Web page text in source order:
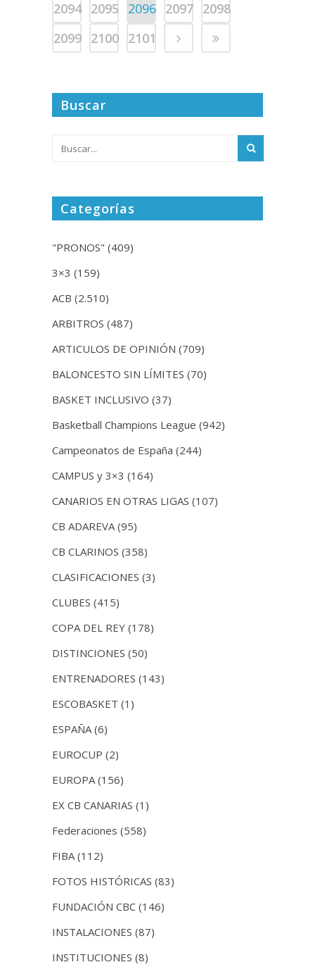
2094 2095 2096 2097 2098
2099 2100 2101
Buscar
Categorías
"PRONOS" (409)
3×3 (159)
ACB (2.510)
ARBITROS (487)
ARTICULOS DE OPINIÓN (709)
BALONCESTO SIN LÍMITES (70)
BASKET INCLUSIVO (37)
Basketball Champions League (942)
Campeonatos de España (244)
CAMPUS y 3×3 (164)
CANARIOS EN OTRAS LIGAS (107)
CB ADAREVA(95)
CB CLARINOS (358)
CLASIFICACIONES (3)
CLUBES (415)
COPA DEL REY (178)
DISTINCIONES (50)
ENTRENADORES (143)
ESCOBASKET (1)
ESPAÑA(6)
EUROCUP (2)
EUROPA(156)
EX CB CANARIAS (1)
Federaciones (558)
FIBA(112)
FOTOS HISTÓRICAS (83)
FUNDACIÓN CBC (146)
INSTALACIONES (87)
INSTITUCIONES (8)